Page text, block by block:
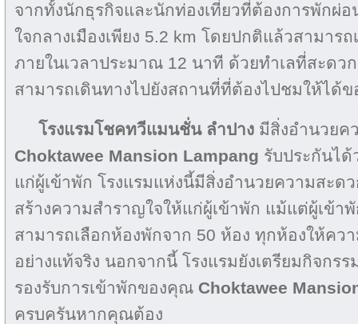
จากทั้งนักธุรกิจและนักท่องเที่ยวที่ต้องการพักผ่
ใจกลางเมืองเพียง 5.2 km โดยปกติแล้วสามาร
ภายในเวลาประมาณ 12 นาที ด้วยทำเลที่สะดว
สามารถเดินทางไปยังสถานที่ที่ต้องไปชมให้ได้ข
โรงแรมโชคทวีแมนชั่น ลำปาง มีสิ่งอำนวยค
Choktawee Mansion Lampang รับประกันได้
แก่ผู้เข้าพัก โรงแรมแห่งนี้มีสิ่งอำนวยความสะด
สร้างความสำราญใจให้แก่ผู้เข้าพัก แม้แต่ผู้เข้
สามารถเลือกห้องพักจาก 50 ห้อง ทุกห้องให้คว
อย่างแท้จริง นอกจากนี้ โรงแรมยังเตรียมกิจกร
รองรับการเข้าพักของคุณ Choktawee
ครบครันหากคุณต้อง